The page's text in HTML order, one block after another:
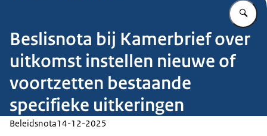
Beslisnota bij Kamerbrief over
uitkomst instellen nieuwe of
voortzetten bestaande
specifieke uitkeringen
Beleidsnota14-12-2025